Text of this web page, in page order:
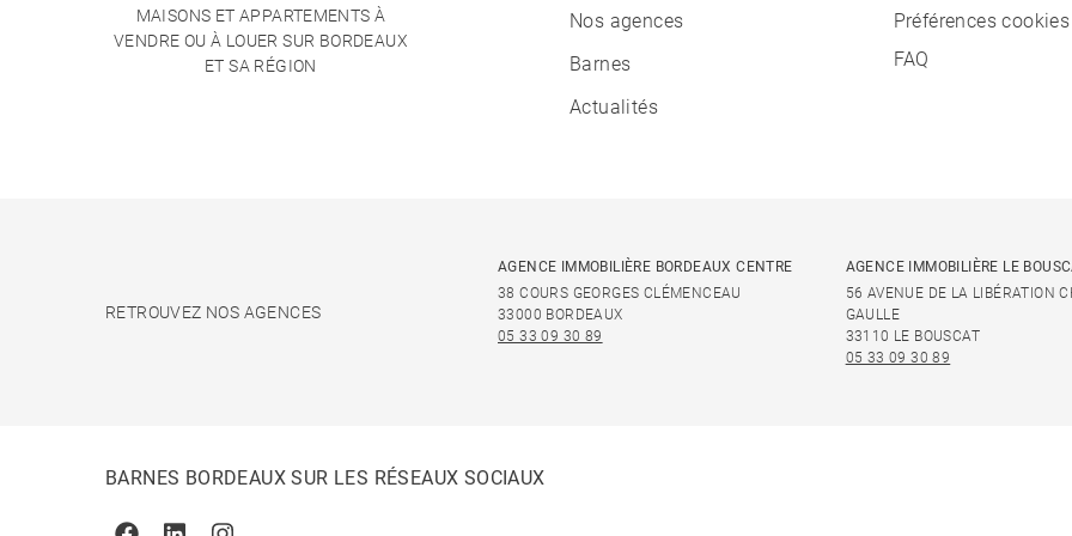
MAISONS ET APPARTEMENTS À
VENDRE OU À LOUER SUR BORDEAUX
ET SA RÉGION
Nos agences
Barnes
Actualités
Préférences cookies
FAQ
RETROUVEZ NOS AGENCES
AGENCE IMMOBILIÈRE BORDEAUX CENTRE
38 COURS GEORGES CLÉMENCEAU
33000 BORDEAUX
05 33 09 30 89
AGENCE IMMOBILIÈRE LE
56 AVENUE DE LA LIBÉRATION
GAULLE
33110 LE BOUSCAT
05 33 09 30 89
BARNES BORDEAUX SUR LES RÉSEAUX SOCIAUX